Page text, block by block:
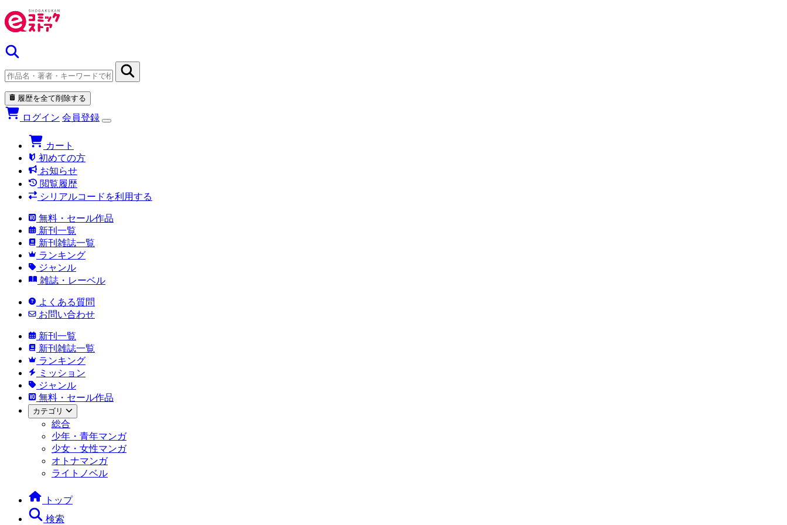
履歴を全て削除する
ログイン 会員登録
カート
初めての方
お知らせ
閲覧履歴
シリアルコードを利用する
無料・セール作品
新刊一覧
新刊雑誌一覧
ランキング
ジャンル
雑誌・レーベル
よくある質問
お問い合わせ
新刊一覧
新刊雑誌一覧
ランキング
ミッション
ジャンル
無料・セール作品
カテゴリ
総合
少年・青年マンガ
少女・女性マンガ
オトナマンガ
ライトノベル
トップ
検索